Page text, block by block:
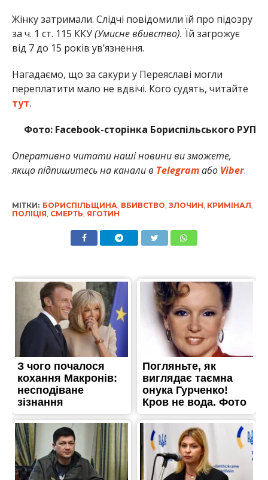
Жінку затримали. Слідчі повідомили їй про підозру
за ч. 1 ст. 115 ККУ(Умисне вбивство). Їй загрожує
від 7 до 15 років ув’язнення.
Нагадаємо, що за сакури у Переяславі могли
переплатити мало не вдвічі. Кого судять, читайте
тут.
Фото: Facebook-сторінка Бориспільського РУП
Оперативно читати наші новини ви зможете,
якщо підпишитесь на канали в Telegramабо Viber.
МІТКИ: БОРИСПІЛЬЩИНА ВБИВСТВО ЗЛОЧИН КРИМІНАЛ
ПОЛІЦІЯ СМЕРТЬ ЯГОТИН